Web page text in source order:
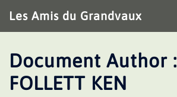
au
contenu
Les Amis du Grandvaux
Document Author :
FOLLETT KEN